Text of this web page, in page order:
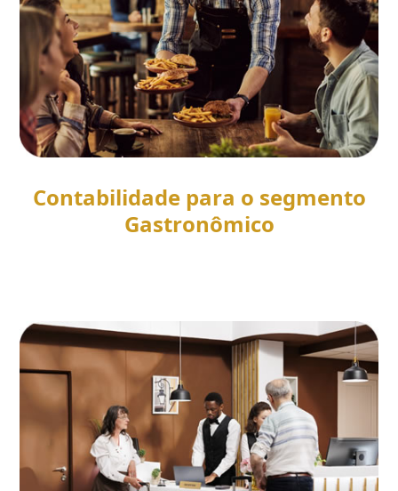
Contabilidade para o segmento
Gastronômico